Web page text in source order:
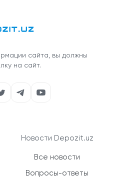
сайта, вы должны
на сайт.
Новости Depozit.uz
Все новости
Вопросы-ответы